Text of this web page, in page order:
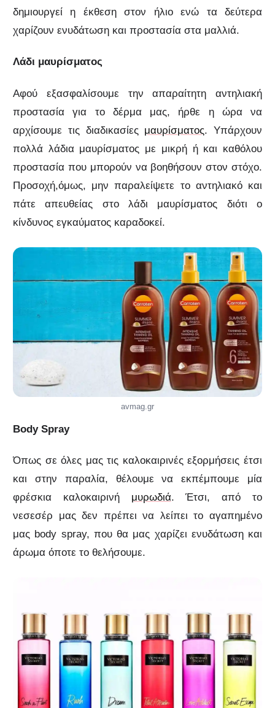
δημιουργεί η έκθεση στον ήλιο ενώ τα δεύτερα
χαρίζουν ενυδάτωση και προστασία στα μαλλιά.
Λάδι μαυρίσματος
Αφού εξασφαλίσουμε την απαραίτητη αντηλιακή
προστασία για το δέρμα μας, ήρθε η ώρα να
αρχίσουμε τις διαδικασίες μαυρίσματος. Υπάρχουν
πολλά λάδια μαυρίσματος με μικρή ή και καθόλου
προστασία που μπορούν να βοηθήσουν στον στόχο.
Προσοχή,όμως, μην παραλείψετε το αντηλιακό και
πάτε απευθείας στο λάδι μαυρίσματος διότι ο
κίνδυνος εγκαύματος καραδοκεί.
avmag.gr
Body Spray
Όπως σε όλες μας τις καλοκαιρινές εξορμήσεις έτσι
και στην παραλία, θέλουμε να εκπέμπουμε μία
φρέσκια καλοκαιρινή μυρωδιά. Έτσι, από το
νεσεσέρ μας δεν πρέπει να λείπει το αγαπημένο
μας body spray, που θα μας χαρίζει ενυδάτωση και
άρωμα όποτε το θελήσουμε.